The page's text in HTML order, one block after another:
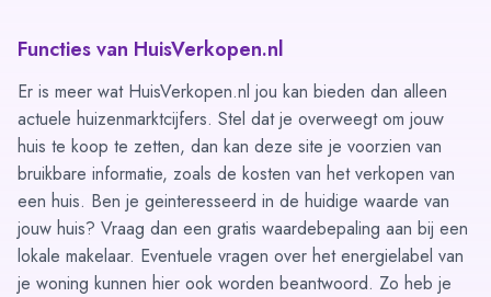
Functies van HuisVerkopen.nl
Er is meer wat HuisVerkopen.nl jou kan bieden dan alleen
actuele huizenmarktcijfers. Stel dat je overweegt om jouw
huis te koop te zetten, dan kan deze site je voorzien van
bruikbare informatie, zoals de kosten van het verkopen van
een huis. Ben je geinteresseerd in de huidige waarde van
jouw huis? Vraag dan een gratis waardebepaling aan bij een
lokale makelaar. Eventuele vragen over hetenergielabel van
je woning kunnen hier ook worden beantwoord. Zo heb je